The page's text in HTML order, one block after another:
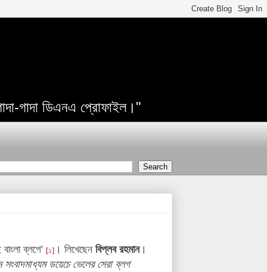
গাদা ডিএনএ প্রোফাইল।"
ব্লগে' [১]। লিখেছেন বিপ্লব রহমান।
ডয়েচে ভেলের সেরা ব্লগ